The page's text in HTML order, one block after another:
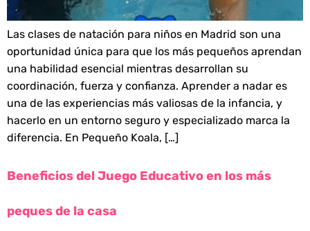
Las clases de natación para niños en Madrid son una
oportunidad única para que los más pequeños aprendan
una habilidad esencial mientras desarrollan su
coordinación, fuerza y confianza. Aprender a nadar es
una de las experiencias más valiosas de la infancia, y
hacerlo en un entorno seguro y especializado marca la
diferencia. En Pequeño Koala, […]
Beneficios del Juego Educativo en los más
peques de la casa